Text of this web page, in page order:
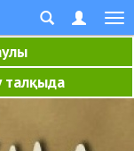
талқыда